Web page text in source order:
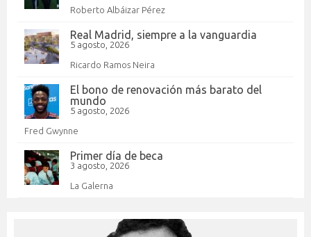
Roberto Albáizar Pérez
Real Madrid, siempre a la vanguardia
5 agosto, 2026
Ricardo Ramos Neira
El bono de renovación más barato del
mundo
5 agosto, 2026
Fred Gwynne
Primer día de beca
3 agosto, 2026
La Galerna